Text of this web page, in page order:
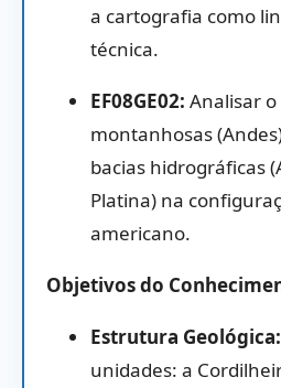
a cartografia como
técnica.
EF08GE02: Analisar
montanhosas
bacias hidrográficas
Platina) na
americano.
Objetivos do
Estrutura Geológica:
unidades: a